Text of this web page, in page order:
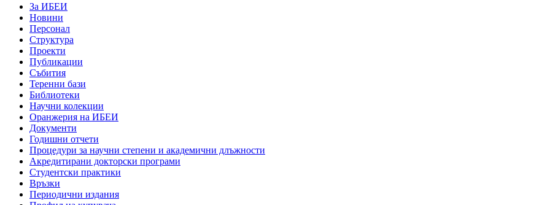
За ИБЕИ
Новини
Персонал
Структура
Проекти
Публикации
Събития
Теренни бази
Библиотеки
Научни колекции
Оранжерия на ИБЕИ
Документи
Годишни отчети
Процедури за научни степени и академични длъжности
Акредитирани докторски програми
Студентски практики
Връзки
Периодични издания